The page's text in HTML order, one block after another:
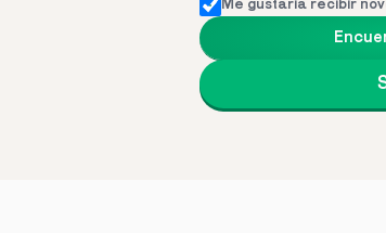
Me gustaría recibir